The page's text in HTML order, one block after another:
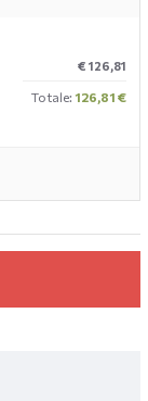
€ 126,81
Totale: 126,81 €